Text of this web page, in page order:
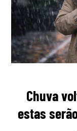
Chuva
estas